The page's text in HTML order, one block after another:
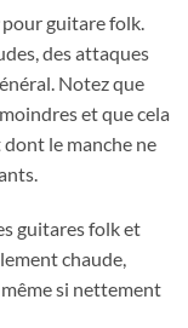
pour guitare folk.
des attaques
Notez que
et que cela
le manche ne
guitares folk et
chaude,
si nettement